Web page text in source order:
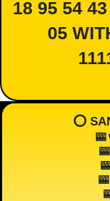
18 95 54
05
⭕️
🎰